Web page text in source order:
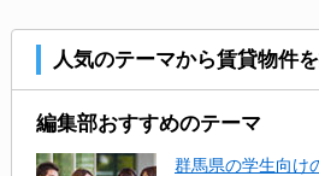
人気のテーマから賃貸物件
編集部おすすめのテーマ
群馬県の学生向け